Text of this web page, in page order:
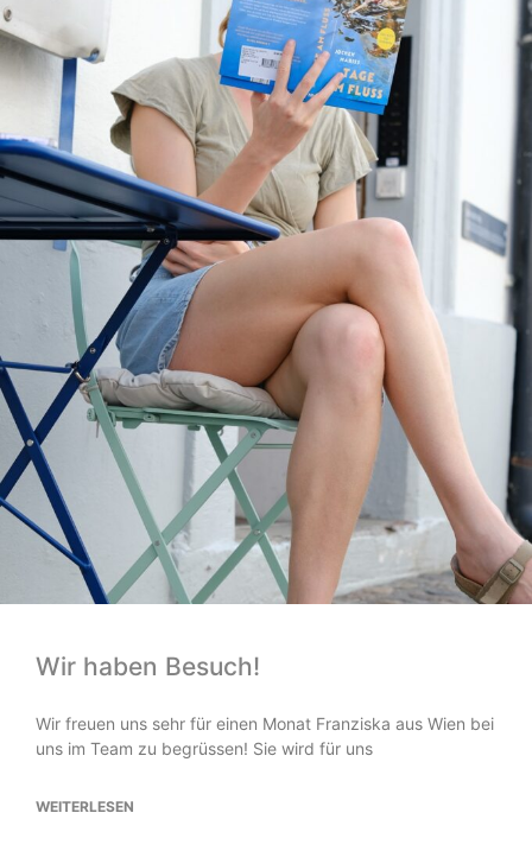
Wir haben Besuch!
Wir freuen uns sehr für einen Monat Franziska aus Wien bei
uns im Team zu begrüssen! Sie wird für uns
WEITERLESEN